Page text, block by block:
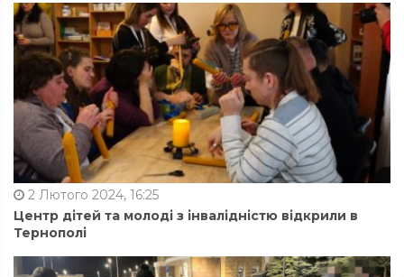
2 Лютого 2024, 16:25
Центр дітей та молоді з інвалідністю відкрили в
Тернополі